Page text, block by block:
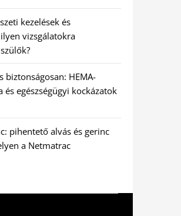
kezelések és
vizsgálatokra
biztonságosan: HEMA-
és egészségügyi kockázatok
pihentető alvás és gerinc
a Netmatrac